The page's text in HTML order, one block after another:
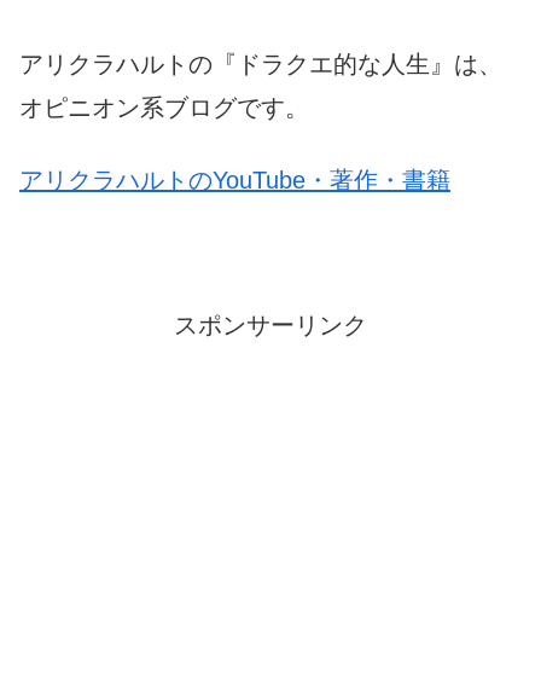
アリクラハルトの『ドラクエ的な人生』は、
オピニオン系ブログです。
アリクラハルトのYouTube・著作・書籍
スポンサーリンク